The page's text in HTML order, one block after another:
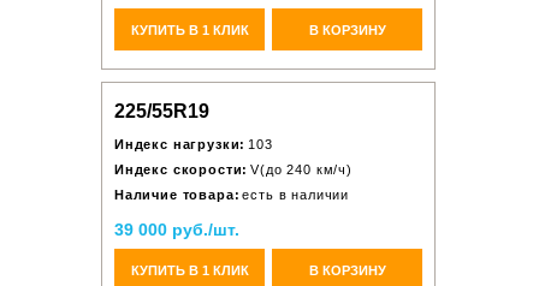
КУПИТЬ В 1 КЛИК В КОРЗИНУ
225/55R19
Индекс нагрузки: 103
Индекс скорости: V(до 240 км/ч)
Наличие товара: есть в наличии
39 000 руб./шт.
КУПИТЬ В 1 КЛИК В КОРЗИНУ